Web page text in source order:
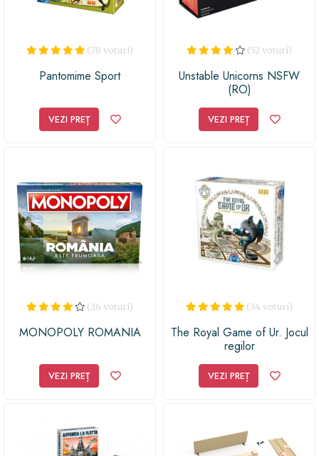
(78 voturi)
Pantomime Sport
VEZI PREȚ
(52 voturi)
Unstable Unicorns NSFW
(RO)
VEZI PREȚ
(26 voturi)
MONOPOLY ROMANIA
VEZI PREȚ
(34 voturi)
The Royal Game of Ur. Jocul
regilor
VEZI PREȚ